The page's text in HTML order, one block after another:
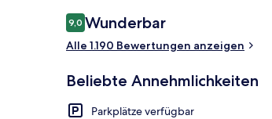
Bewertungen
9,09,0 von 10.
Wunderbar
Alle 1.190 Bewertungen anzeigen
Beliebte Annehmlichkeiten
Parkplätze verfügbar